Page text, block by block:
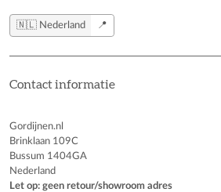
🇳🇱 Nederland 📍
Contact informatie
Gordijnen.nl
Brinklaan 109C
Bussum 1404GA
Nederland
Let op: geen retour/showroom adres